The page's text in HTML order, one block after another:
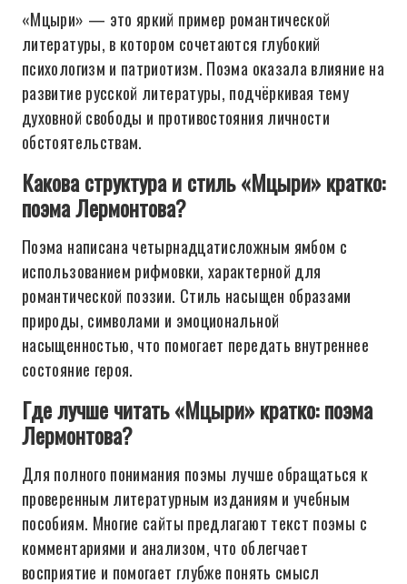
«Мцыри» — это яркий пример романтической
литературы, в котором сочетаются глубокий
психологизм и патриотизм. Поэма оказала влияние на
развитие русской литературы, подчёркивая тему
духовной свободы и противостояния личности
обстоятельствам.
Какова структура и стиль «Мцыри» кратко:
поэма Лермонтова?
Поэма написана четырнадцатисложным ямбом с
использованием рифмовки, характерной для
романтической поэзии. Стиль насыщен образами
природы, символами и эмоциональной
насыщенностью, что помогает передать внутреннее
состояние героя.
Где лучше читать «Мцыри» кратко: поэма
Лермонтова?
Для полного понимания поэмы лучше обращаться к
проверенным литературным изданиям и учебным
пособиям. Многие сайты предлагают текст поэмы с
комментариями и анализом, что облегчает
восприятие и помогает глубже понять смысл